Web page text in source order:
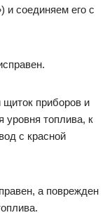
и соединяем его с
щиток приборов и
уровня топлива, к
с красной
а поврежден